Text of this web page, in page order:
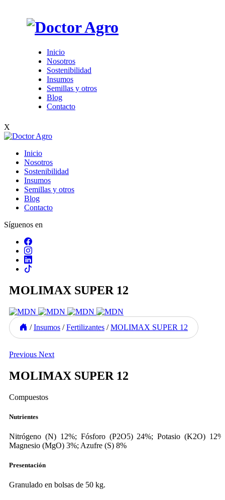
Inicio
Nosotros
Sostenibilidad
Insumos
Semillas y otros
Blog
Contacto
X
Inicio
Nosotros
Sostenibilidad
Insumos
Semillas y otros
Blog
Contacto
Síguenos en
MOLIMAX SUPER 12
/ Insumos / Fertilizantes / MOLIMAX SUPER 12
Previous Next
MOLIMAX SUPER 12
Compuestos
Nutrientes
Nitrógeno (N) 12%; Fósforo (P2O5) 24%; Potasio (K2O)
Magnesio (MgO) 3%; Azufre (S) 8%
Presentación
Granulado en bolsas de 50 kg.